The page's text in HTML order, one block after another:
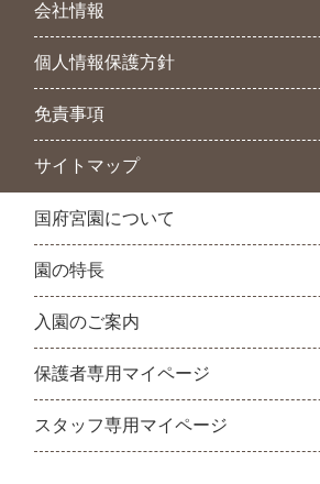
会社情報
個人情報保護方針
免責事項
サイトマップ
国府宮園について
園の特長
入園のご案内
保護者専用マイページ
スタッフ専用マイページ